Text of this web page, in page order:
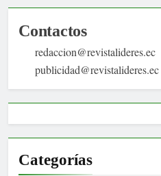
Contactos
redaccion@revistalideres.ec
publicidad@revistalideres.ec
Categorías